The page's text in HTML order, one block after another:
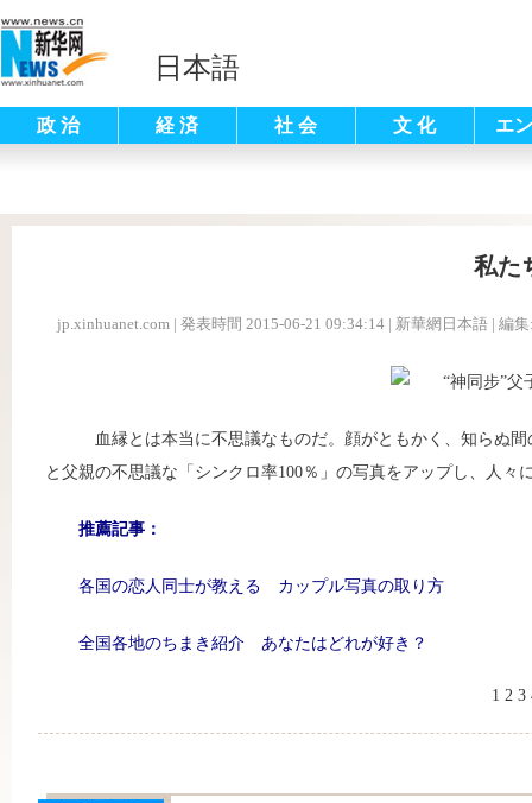
日本語
政 治 経 済 社 会 文 化 エ
私た
jp.xinhuanet.com | 発表時間 2015-06-21 09:34:14 | 新華網日本語 | 編
血縁とは本当に不思議なものだ。顔がともかく、知らぬ
と父親の不思議な「シンクロ率100％」の写真をアップし、人々
推薦記事：
各国の恋人同士が教える カップル写真の取り方
全国各地のちまき紹介 あなたはどれが好き？
1 2 3